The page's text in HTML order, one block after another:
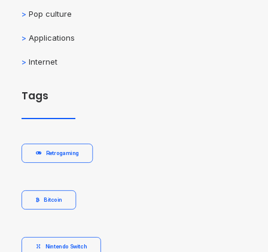
> Pop culture
> Applications
> Internet
Tags
Retrogaming
Bitcoin
Nintendo Switch